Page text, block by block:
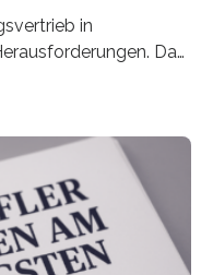
in
Das
Lukas Linnenbrink
e.V.
auf den
-makler*innen. Ein
der Befragten ist